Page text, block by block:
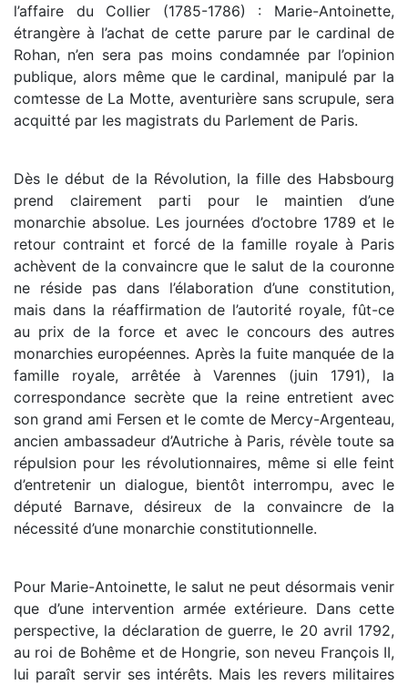
l’affaire du Collier (1785-1786) : Marie-Antoinette,
étrangère à l’achat de cette parure par le cardinal de
Rohan, n’en sera pas moins condamnée par l’opinion
publique, alors même que le cardinal, manipulé par la
comtesse de La Motte, aventurière sans scrupule, sera
acquitté par les magistrats du Parlement de Paris.
Dès le début de la Révolution, la fille des Habsbourg
prend clairement parti pour le maintien d’une
monarchie absolue. Les journées d’octobre 1789 et le
retour contraint et forcé de la famille royale à Paris
achèvent de la convaincre que le salut de la couronne
ne réside pas dans l’élaboration d’une constitution,
mais dans la réaffirmation de l’autorité royale, fût-ce
au prix de la force et avec le concours des autres
monarchies européennes. Après la fuite manquée de la
famille royale, arrêtée à Varennes (juin 1791), la
correspondance secrète que la reine entretient avec
son grand ami Fersen et le comte de Mercy-Argenteau,
ancien ambassadeur d’Autriche à Paris, révèle toute sa
répulsion pour les révolutionnaires, même si elle feint
d’entretenir un dialogue, bientôt interrompu, avec le
député Barnave, désireux de la convaincre de la
nécessité d’une monarchie constitutionnelle.
Pour Marie-Antoinette, le salut ne peut désormais venir
que d’une intervention armée extérieure. Dans cette
perspective, la déclaration de guerre, le 20 avril 1792,
au roi de Bohême et de Hongrie, son neveu François II,
lui paraît servir ses intérêts. Mais les revers militaires